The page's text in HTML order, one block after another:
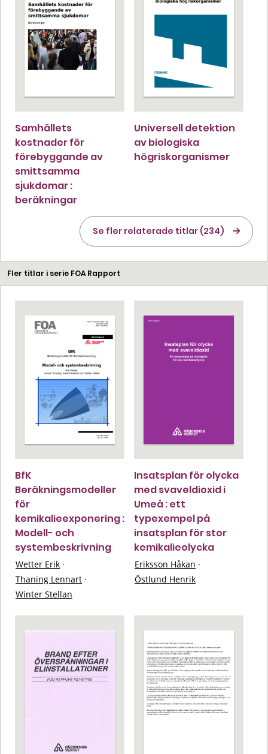
Samhällets
kostnader för
förebyggande av
smittsamma
sjukdomar :
beräkningar
Universell detektion
av biologiska
högriskorganismer
Se fler relaterade titlar (234)
Fler titlar i serie FOA Rapport
BfK
Beräkningsmodeller
för
kemikalieexponering :
Modell- och
systembeskrivning
Wetter Erik ·
Thaning Lennart ·
Winter Stellan
Insatsplan för olycka
med svaveldioxid i
Umeå : ett
typexempel på
insatsplan för stor
kemikalieolycka
Eriksson Håkan ·
Östlund Henrik